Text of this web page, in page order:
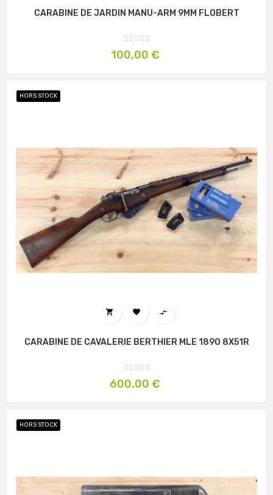
CARABINE DE JARDIN MANU-ARM 9MM FLOBERT
Prix
100,00 €
HORS STOCK
  
CARABINE DE CAVALERIE BERTHIER MLE 1890 8X51R
Prix
600,00 €
HORS STOCK